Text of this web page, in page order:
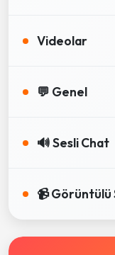
Videolar
💬 Genel
🔊 Sesli Chat
📹